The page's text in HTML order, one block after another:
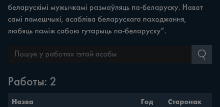
беларускімі мужычкамі размаўляць па-беларуску. Нават
самі памешчыкі, асабліва беларускага паходжання,
любяць паміж сабою гутарыць па-беларуску”.
Работы: 2
Назва Год Старонак